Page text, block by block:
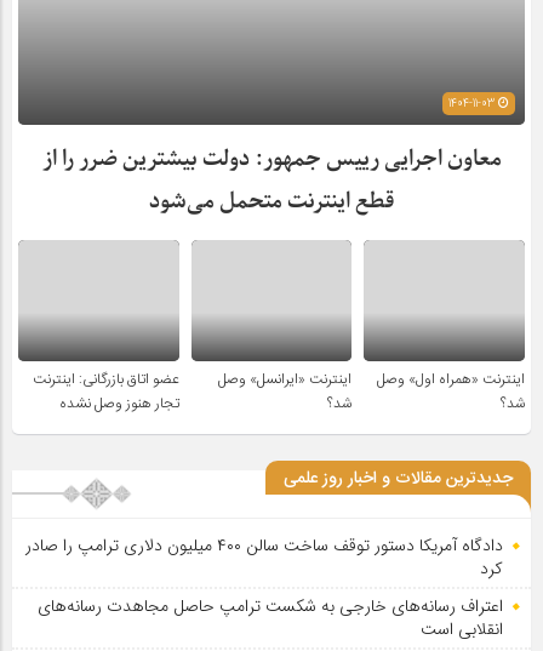
معاون اجرایی رییس جمهور: دولت بیشترین ضرر را از
قطع اینترنت متحمل می‌شود
اینترنت «همراه اول» وصل
شد؟
اینترنت «ایرانسل» وصل
شد؟
عضو اتاق بازرگانی: اینترنت
تجار هنوز وصل نشده
جدیدترین مقالات و اخبار روز علمی
دادگاه آمریکا دستور توقف ساخت سالن ۴۰۰ میلیون دلاری ترامپ را صادر
کرد
اعتراف رسانه‌های خارجی به شکست ترامپ حاصل مجاهدت رسانه‌های
انقلابی است